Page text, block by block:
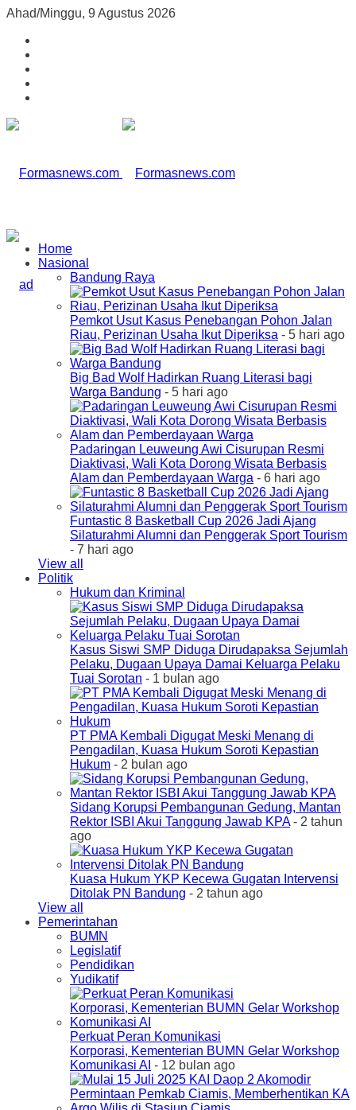
Ahad/Minggu, 9 Agustus 2026
Home
Nasional
Bandung Raya
Pemkot Usut Kasus Penebangan Pohon Jalan
Riau, Perizinan Usaha Ikut Diperiksa - 5 hari ago
Big Bad Wolf Hadirkan Ruang Literasi bagi
Warga Bandung - 5 hari ago
Padaringan Leuweung Awi Cisurupan Resmi
Diaktivasi, Wali Kota Dorong Wisata Berbasis
Alam dan Pemberdayaan Warga - 6 hari ago
Funtastic 8 Basketball Cup 2026 Jadi Ajang
Silaturahmi Alumni dan Penggerak Sport Tourism
- 7 hari ago
View all
Politik
Hukum dan Kriminal
Kasus Siswi SMP Diduga Dirudapaksa Sejumlah
Pelaku, Dugaan Upaya Damai Keluarga Pelaku
Tuai Sorotan - 1 bulan ago
PT PMA Kembali Digugat Meski Menang di
Pengadilan, Kuasa Hukum Soroti Kepastian
Hukum - 2 bulan ago
Sidang Korupsi Pembangunan Gedung, Mantan
Rektor ISBI Akui Tanggung Jawab KPA- 2 tahun
ago
Kuasa Hukum YKP Kecewa Gugatan Intervensi
Ditolak PN Bandung - 2 tahun ago
View all
Pemerintahan
BUMN
Legislatif
Pendidikan
Yudikatif
Perkuat Peran Komunikasi
Korporasi, Kementerian BUMN Gelar Workshop
Komunikasi AI - 12 bulan ago